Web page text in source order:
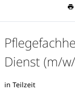
Dienst (m/
in Teilzeit